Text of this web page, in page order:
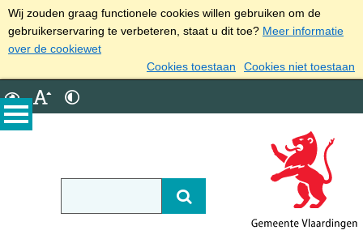
Wij zouden graag functionele cookies willen gebruiken om de
gebruikerservaring te verbeteren, staat u dit toe? Meer informatie
over de cookiewet
Cookies toestaan
Cookies niet toestaan